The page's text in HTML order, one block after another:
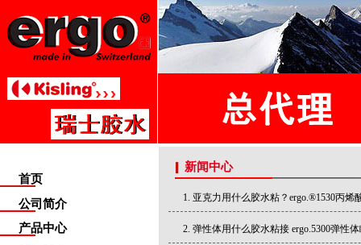
首页
公司简介
产品中心
新闻中心
亚克力用什么胶水粘？ergo.®1530丙烯
弹性体用什么胶水粘接 ergo.5300弹性